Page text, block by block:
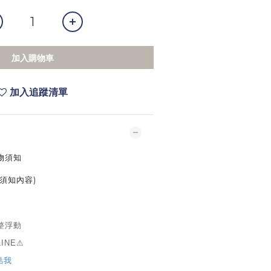
加入購物車
加入追蹤清單
須知
知內容)
浮動
我